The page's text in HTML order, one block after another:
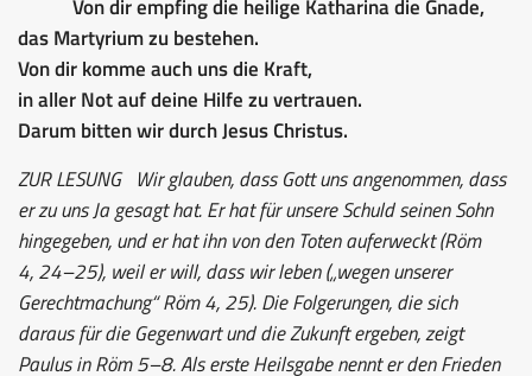
Von dir empfing die heilige Katharina die Gnade,
das Martyrium zu bestehen.
Von dir komme auch uns die Kraft,
in aller Not auf deine Hilfe zu vertrauen.
Darum bitten wir durch Jesus Christus.
ZUR LESUNGWir glauben, dass Gott uns angenommen, dass
er zu uns Ja gesagt hat. Er hat für unsere Schuld seinen Sohn
hingegeben, und er hat ihn von den Toten auferweckt (Röm
4, 24–25), weil er will, dass wir leben („wegen unserer
Gerechtmachung“ Röm 4, 25). Die Folgerungen, die sich
daraus für die Gegenwart und die Zukunft ergeben, zeigt
Paulus in Röm 5–8. Als erste Heilsgabe nennt er den Frieden